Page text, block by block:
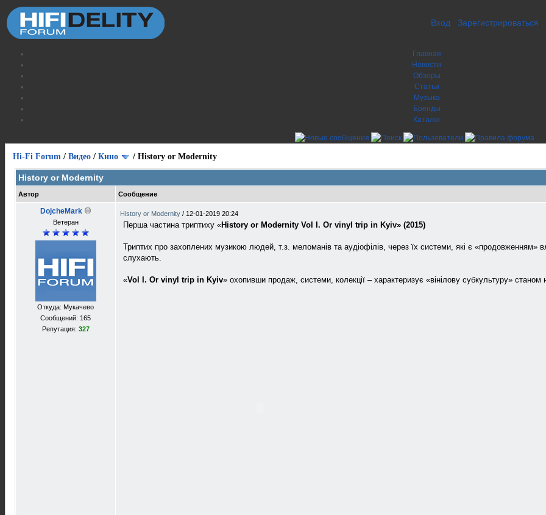
Вход Зарегистрироваться
Главная
Новости
Обзоры
Статьи
Музыка
Бренды
Каталог
Hi-Fi Forum / Видео / Кино / History or Modernity
History or Modernity
Автор Сообщение
DojcheMark
Ветеран
Откуда: Мукачево
Сообщений: 165
Репутация: 327
History or Modernity / 12-01-2019 20:24
Перша частина триптиху «History or Modernity Vol I. Or vinyl trip in Kyiv» (2015)
Триптих про захоплених музикою людей, т.з. меломанів та аудіофілів, через їх системи, які є «продовженням»
слухають.
«Vol I. Or vinyl trip in Kyiv» охопивши продаж, системи, колекції – характеризує «вінілову субкультуру» станом